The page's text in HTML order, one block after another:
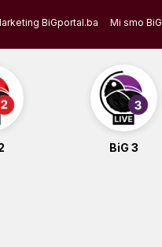
BiGportal.ba Mi smo BiG
BiG 3